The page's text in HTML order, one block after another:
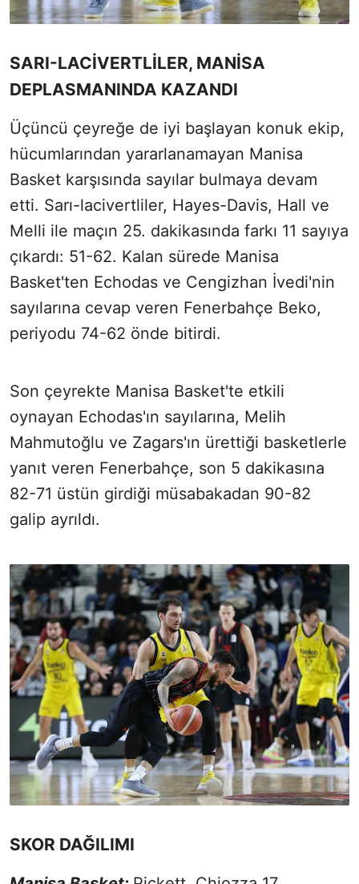
SARI-LACİVERTLİLER, MANİSA
DEPLASMANINDA KAZANDI
Üçüncü çeyreğe de iyi başlayan konuk ekip,
hücumlarından yararlanamayan Manisa
Basket karşısında sayılar bulmaya devam
etti. Sarı-lacivertliler, Hayes-Davis, Hall ve
Melli ile maçın 25. dakikasında farkı 11 sayıya
çıkardı: 51-62. Kalan sürede Manisa
Basket'ten Echodas ve Cengizhan İvedi'nin
sayılarına cevap veren Fenerbahçe Beko,
periyodu 74-62 önde bitirdi.
Son çeyrekte Manisa Basket'te etkili
oynayan Echodas'ın sayılarına, Melih
Mahmutoğlu ve Zagars'ın ürettiği basketlerle
yanıt veren Fenerbahçe, son 5 dakikasına
82-71 üstün girdiği müsabakadan 90-82
galip ayrıldı.
SKOR DAĞILIMI